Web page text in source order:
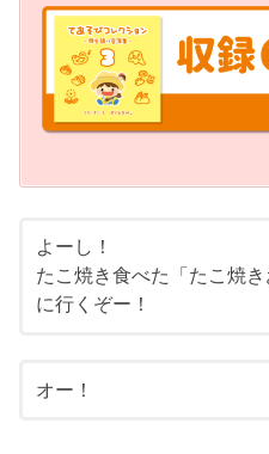
よーし！
たこ焼き食べた「たこ焼
に行くぞー！
オー！